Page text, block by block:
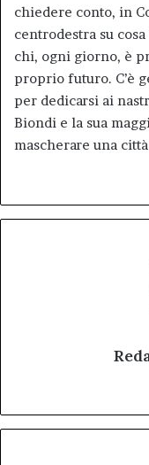
chiedere conto, in
centrodestra su
chi, ogni giorno, è
proprio futuro. C’è
per dedicarsi ai
Biondi e la sua
mascherare una